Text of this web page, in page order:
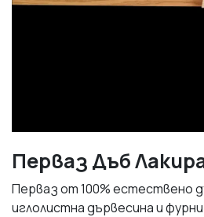
Перваз Дъб
Перваз от 100% естествено
иглолистна дървесина и